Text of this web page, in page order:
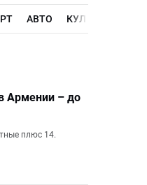
АВТО КУЛЬТУРА
Армении – до
плюс 14.